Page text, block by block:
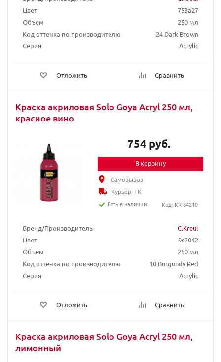
Цвет
753a27
Объем
250 мл
Код оттенка по производителю
24 Dark Brown
Серия
Acrylic
Отложить Сравнить
Краска акриловая Solo Goya Acryl 250 мл,
красное вино
Бренд/Производитель
C.Kreul
Цвет
9c2042
Объем
250 мл
Код оттенка по производителю
10 Burgundy Red
Серия
Acrylic
Отложить Сравнить
754 руб.
В корзину
Самовывоз
Курьер, ТК
Есть в наличии
Код: KR-84210
Краска акриловая Solo Goya Acryl 250 мл,
лимонный